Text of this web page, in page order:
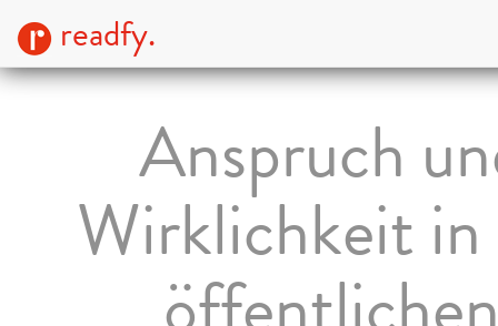
readfy.
Anspruch
Wirklichkeit in